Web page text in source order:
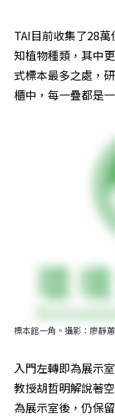
TAI目前收集了28
知植物種類，其中
式標本最多之處，
櫃中，每一疊都是
標本館一角。攝影：廖靜蕙
入門左轉即為展示
教授胡哲明解說著
為展示室後，仍保